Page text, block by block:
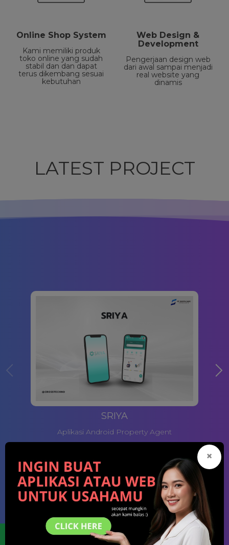
Online Shop System
Kami memiliki produk
toko online yang sudah
stabil dan dan dapat
terus dikembang sesuai
kebutuhan
Web Design &
Development
Pengerjaan design web
dari awal sampai menjadi
real website yang
dinamis
LATEST PROJECT
SRIYA
Aplikasi Android Property Agent
×